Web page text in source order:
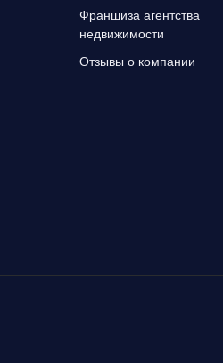
Франшиза агентства
недвижимости
Отзывы о компании